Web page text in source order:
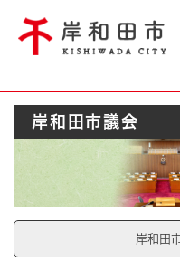
Foreign language
やさしい日本語
防災・緊急情報
ハザードマップ
岸和田市議会
岸和田